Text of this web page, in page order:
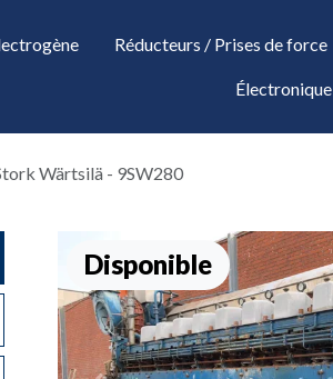
Réducteurs / Prises de force
Électronique
Wärtsilä - 9SW280
Disponible